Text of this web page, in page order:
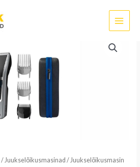
/ Juukselõikusmasinad / Juukselõikusmasin